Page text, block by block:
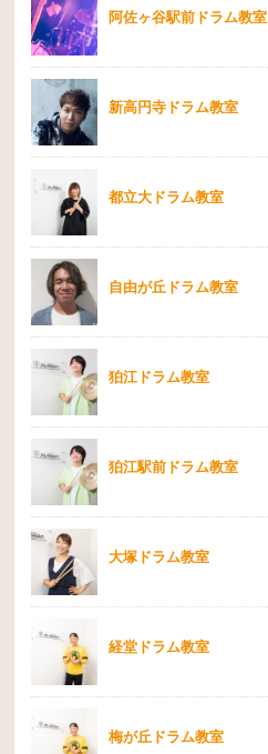
阿佐ヶ谷駅前ドラム教室
新高円寺ドラム教室
都立大ドラム教室
自由が丘ドラム教室
狛江ドラム教室
狛江駅前ドラム教室
大塚ドラム教室
経堂ドラム教室
梅が丘ドラム教室